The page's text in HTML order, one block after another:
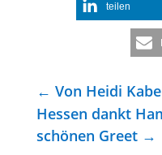
teilen
← Von Heidi
Hessen dankt
schönen Greet→